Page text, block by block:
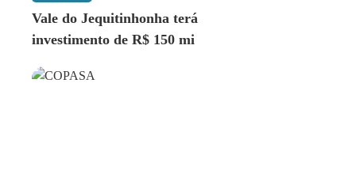
Vale do Jequitinhonha terá
investimento de R$ 150 mi